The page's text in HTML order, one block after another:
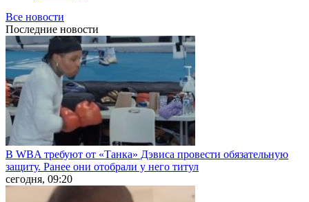
Все новости
Последние новости
В WBA требуют от «Танка» Дэвиса провести обязательную
защиту. Ранее они отобрали у него титул
сегодня, 09:20